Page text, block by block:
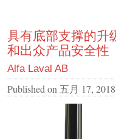
具有底部支撑的升
和出众产品安全性
Alfa Laval AB
Published on 五月 17, 2018